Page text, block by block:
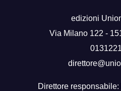
edizioni
Via Milano 122 -
Direttore